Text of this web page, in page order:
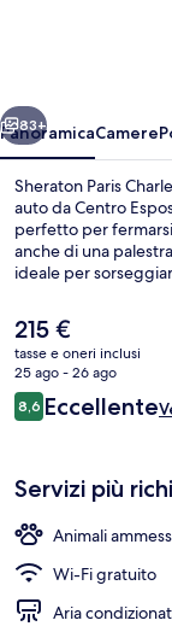
Airport
Hotel
Avanti
83+
PanoramicaCamere
Sheraton Paris
auto da Centro
perfetto per
anche di una
ideale per
comoda base per
2E - Portes M si
Portes K a 10.
Il
prezzo
attuale
è
215 €
215 €
tasse e oneri inclusi
25 ago - 26 ago
Recensioni
8,68,6 su 10
Eccellente
Servizi più
Animali
Wi-Fi gratuito
Aria